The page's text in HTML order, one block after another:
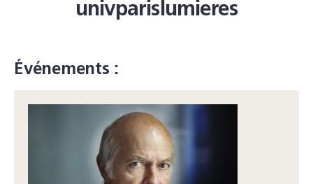
univparislumieres
Événements :